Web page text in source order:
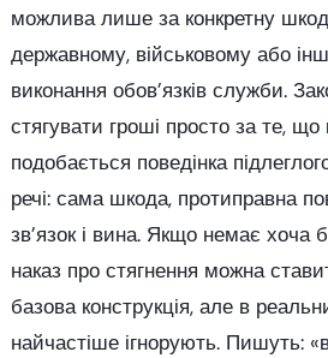
можлива лише за конкретну
державному, військовому або
виконання обов’язків служби.
стягувати гроші просто за те,
подобається поведінка
речі: сама шкода, протиправна
зв’язок і вина. Якщо немає хоча
наказ про стягнення можна
базова конструкція, але в
найчастіше ігнорують. Пишуть: